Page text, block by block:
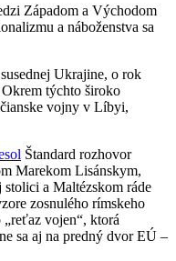
Západom a Východom
a náboženstva sa
Ukrajine, o rok
týchto široko
vojny v Líbyi,
Štandard rozhovor
Marekom Lisánskym,
a Maltézskom ráde
zosnulého rímskeho
vojen“, ktorá
sa aj na predný dvor EÚ –